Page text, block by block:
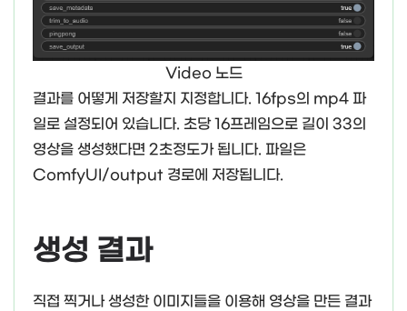
Video 노드
결과를 어떻게 저장할지 지정합니다. 16fps의 mp4 파
일로 설정되어 있습니다. 초당 16프레임으로 길이 33의
영상을 생성했다면 2초정도가 됩니다. 파일은
ComfyUI/output 경로에 저장됩니다.
생성 결과
직접 찍거나 생성한 이미지들을 이용해 영상을 만든 결과